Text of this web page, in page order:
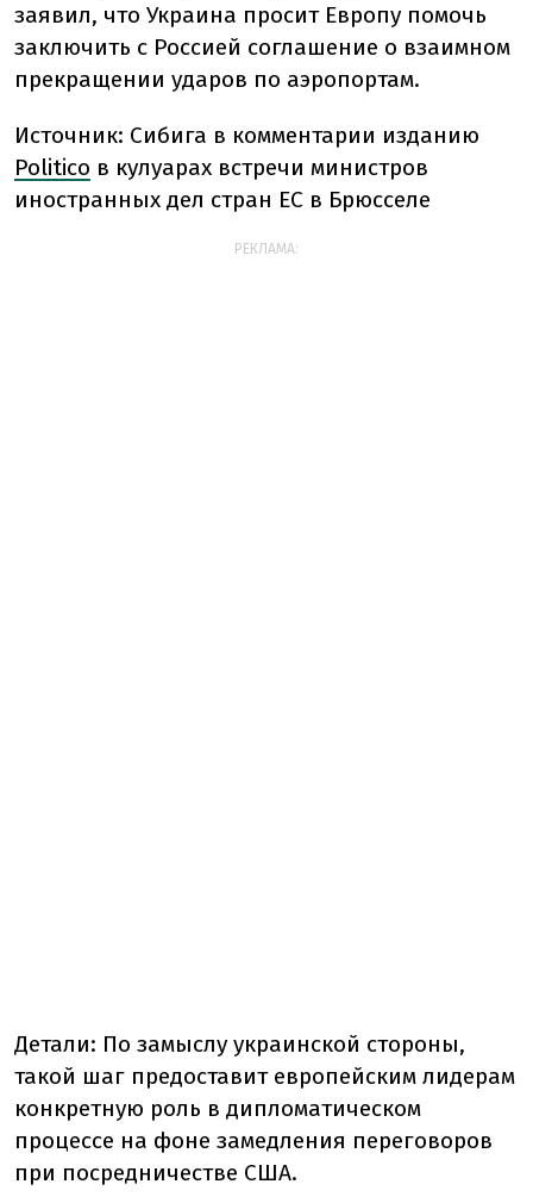
заявил, что Украина просит Европу помочь
заключить с Россией соглашение о взаимном
прекращении ударов по аэропортам.
Источник: Сибига в комментарии изданию
Politico в кулуарах встречи министров
иностранных дел стран ЕС в Брюсселе
РЕКЛАМА:
Детали: По замыслу украинской стороны,
такой шаг предоставит европейским лидерам
конкретную роль в дипломатическом
процессе на фоне замедления переговоров
при посредничестве США.